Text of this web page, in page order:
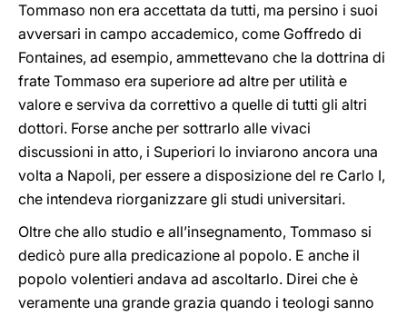
Tommaso non era accettata da tutti, ma persino i suoi
avversari in campo accademico, come Goffredo di
Fontaines, ad esempio, ammettevano che la dottrina di
frate Tommaso era superiore ad altre per utilità e
valore e serviva da correttivo a quelle di tutti gli altri
dottori. Forse anche per sottrarlo alle vivaci
discussioni in atto, i Superiori lo inviarono ancora una
volta a Napoli, per essere a disposizione del re Carlo I,
che intendeva riorganizzare gli studi universitari.
Oltre che allo studio e all’insegnamento, Tommaso si
dedicò pure alla predicazione al popolo. E anche il
popolo volentieri andava ad ascoltarlo. Direi che è
veramente una grande grazia quando i teologi sanno